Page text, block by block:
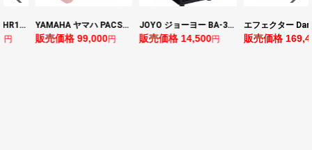
YAMAHA ヤマハ PACS+12 ASP Pacifica Standard Plus パシフィカスタンダードプラス エレキギター
売価格 99,000円
JOYO ジョーヨー BA-30 VIBE CUBE BLK 30W 小型ベースアンプ Bluetooth+OTGオーディオI/F搭載
販売価格 14,500円
エフェクター Darkglass Electronics Anagram ベースエフェクター プリアンプ ダークグラス アナグラム
販売価格 169,400円